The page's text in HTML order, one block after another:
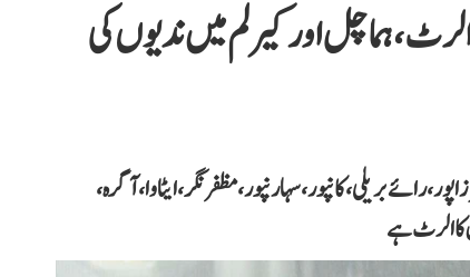
ہماچل اور کیرلم میں ندیوں کی
رائے بریلی، کانپور، سہارنپور، مظفر نگر، ایٹاوا، آگرہ،